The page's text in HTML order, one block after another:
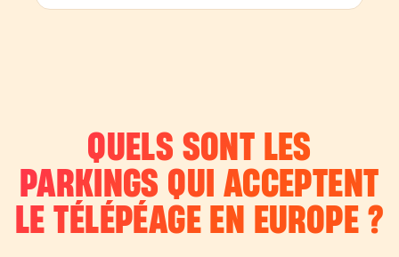
QUELS SONT LES
PARKINGS QUI ACCEPTENT
LE TÉLÉPÉAGE EN EUROPE ?